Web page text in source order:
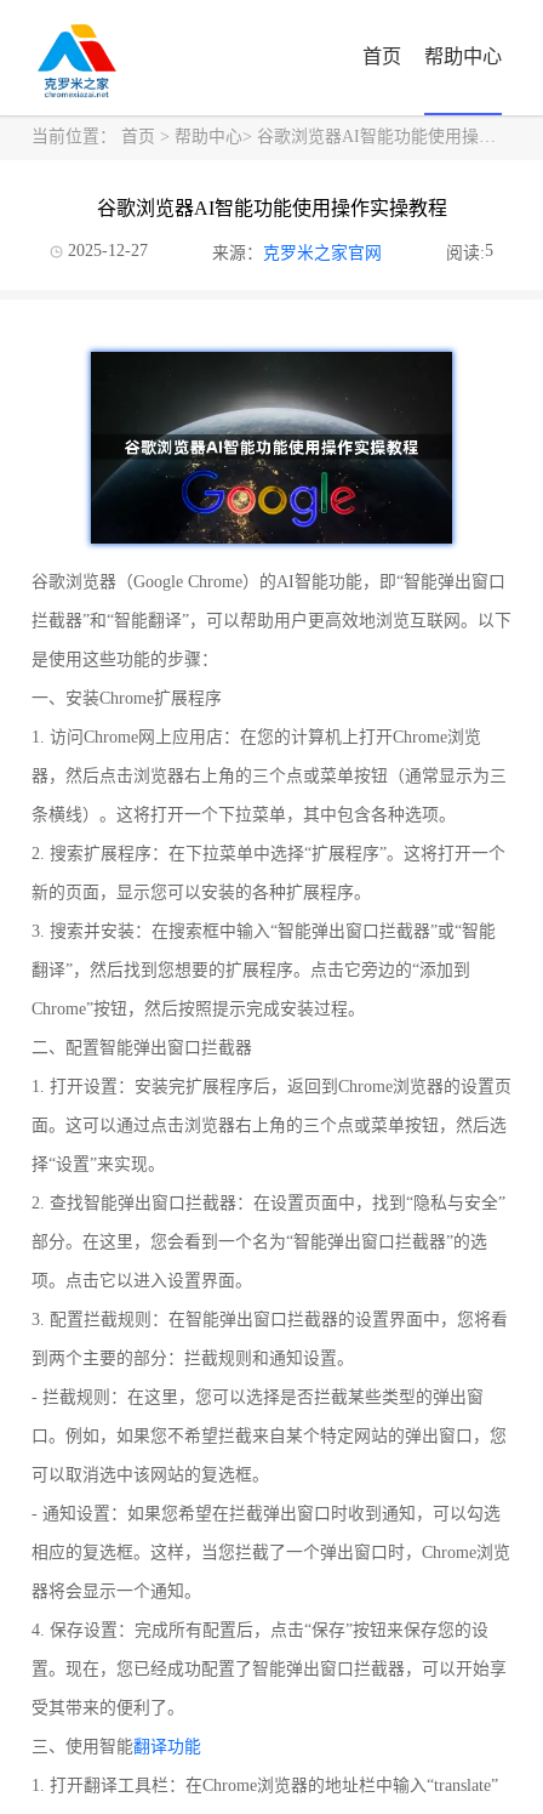
首页 帮助中心
当前位置： 首页 > 帮助中心> 谷歌浏览器AI智能功能使用操作实操教程
谷歌浏览器AI智能功能使用操作实操教程
2025-12-27 来源： 克罗米之家官网 阅读:5
谷歌浏览器（Google Chrome）的AI智能功能，即“智能弹出窗口
拦截器”和“智能翻译”，可以帮助用户更高效地浏览互联网。以下
是使用这些功能的步骤：
一、安装Chrome扩展程序
1. 访问Chrome网上应用店：在您的计算机上打开Chrome浏览
器，然后点击浏览器右上角的三个点或菜单按钮（通常显示为三
条横线）。这将打开一个下拉菜单，其中包含各种选项。
2. 搜索扩展程序：在下拉菜单中选择“扩展程序”。这将打开一个
新的页面，显示您可以安装的各种扩展程序。
3. 搜索并安装：在搜索框中输入“智能弹出窗口拦截器”或“智能
翻译”，然后找到您想要的扩展程序。点击它旁边的“添加到
Chrome”按钮，然后按照提示完成安装过程。
二、配置智能弹出窗口拦截器
1. 打开设置：安装完扩展程序后，返回到Chrome浏览器的设置页
面。这可以通过点击浏览器右上角的三个点或菜单按钮，然后选
择“设置”来实现。
2. 查找智能弹出窗口拦截器：在设置页面中，找到“隐私与安全”
部分。在这里，您会看到一个名为“智能弹出窗口拦截器”的选
项。点击它以进入设置界面。
3. 配置拦截规则：在智能弹出窗口拦截器的设置界面中，您将看
到两个主要的部分：拦截规则和通知设置。
- 拦截规则：在这里，您可以选择是否拦截某些类型的弹出窗
口。例如，如果您不希望拦截来自某个特定网站的弹出窗口，您
可以取消选中该网站的复选框。
- 通知设置：如果您希望在拦截弹出窗口时收到通知，可以勾选
相应的复选框。这样，当您拦截了一个弹出窗口时，Chrome浏览
器将会显示一个通知。
4. 保存设置：完成所有配置后，点击“保存”按钮来保存您的设
置。现在，您已经成功配置了智能弹出窗口拦截器，可以开始享
受其带来的便利了。
三、使用智能翻译功能
1. 打开翻译工具栏：在Chrome浏览器的地址栏中输入“translate”